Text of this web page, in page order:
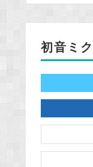
初音ミ